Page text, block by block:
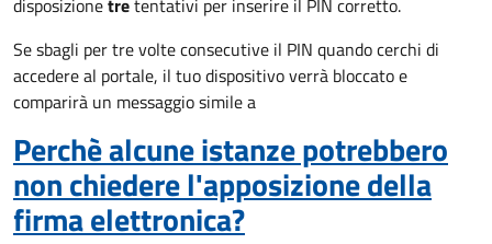
disposizionetretentativi per inserire il PIN corretto.
Se sbagli per tre volte consecutive il PIN quando cerchi di
accedere al portale, il tuo dispositivo verrà bloccato e
comparirà un messaggio simile a
Perchè alcune istanze potrebbero
non chiedere l'apposizione della
firma elettronica?